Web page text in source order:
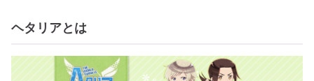
ヘタリアとは